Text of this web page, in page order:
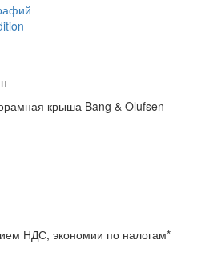
крыша Bang & Olufsen
НДС, экономии по налогам*